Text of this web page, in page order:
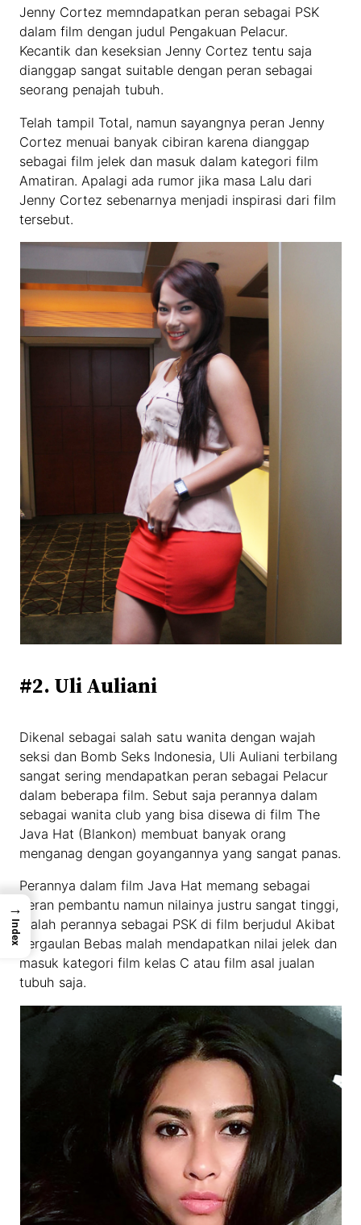
Jenny Cortez memndapatkan peran sebagai PSK
dalam film dengan judul Pengakuan Pelacur.
Kecantik dan keseksian Jenny Cortez tentu saja
dianggap sangat suitable dengan peran sebagai
seorang penajah tubuh.
Telah tampil Total, namun sayangnya peran Jenny
Cortez menuai banyak cibiran karena dianggap
sebagai film jelek dan masuk dalam kategori film
Amatiran. Apalagi ada rumor jika masa Lalu dari
Jenny Cortez sebenarnya menjadi inspirasi dari film
tersebut.
#2. Uli Auliani
Dikenal sebagai salah satu wanita dengan wajah
seksi dan Bomb Seks Indonesia, Uli Auliani terbilang
sangat sering mendapatkan peran sebagai Pelacur
dalam beberapa film. Sebut saja perannya dalam
sebagai wanita club yang bisa disewa di film The
Java Hat (Blankon) membuat banyak orang
menganag dengan goyangannya yang sangat panas.
Perannya dalam film Java Hat memang sebagai
peran pembantu namun nilainya justru sangat tinggi,
malah perannya sebagai PSK di film berjudul Akibat
Pergaulan Bebas malah mendapatkan nilai jelek dan
masuk kategori film kelas C atau film asal jualan
tubuh saja.
→
Index